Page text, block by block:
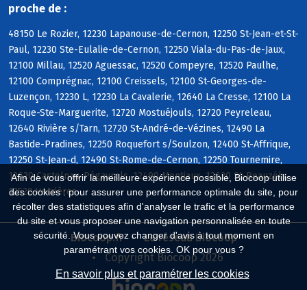
Afin de vous offrir la meilleure expérience possible, Biocoop utilise
des cookies : pour assurer une performance optimale du site, pour
récolter des statistiques afin d'analyser le trafic et la performance
du site et vous proposer une navigation personnalisée en toute
sécurité. Vous pouvez changer d'avis à tout moment en
paramétrant vos cookies. OK pour vous ?
En savoir plus et paramétrer les cookies
proche de :
48150 Le Rozier, 12230 Lapanouse-de-Cernon, 12250 St-Jean-et-St-
Paul, 12230 Ste-Eulalie-de-Cernon, 12250 Viala-du-Pas-de-Jaux,
12100 Millau, 12520 Aguessac, 12520 Compeyre, 12520 Paulhe,
12100 Comprégnac, 12100 Creissels, 12100 St-Georges-de-
Luzençon, 12230 L, 12230 La Cavalerie, 12640 La Cresse, 12100 La
Roque-Ste-Marguerite, 12720 Mostuéjouls, 12720 Peyreleau,
12640 Rivière s/Tarn, 12720 St-André-de-Vézines, 12490 La
Bastide-Pradines, 12250 Roquefort s/Soulzon, 12400 St-Affrique,
12250 St-Jean-d, 12490 St-Rome-de-Cernon, 12250 Tournemire,
12620 Castelnau-Pégayrols, 12490 Montjaux, 12620 St-Beauzély,
12520 Verrières
Biocoop.fr
Le réseau Biocoop
Copyright Biocoop 2026